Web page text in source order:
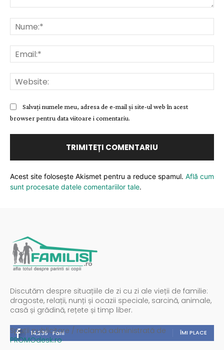
Salvați numele meu, adresa de e-mail și site-ul web în acest
browser pentru data viitoare i comentariu.
Acest site folosește Akismet pentru a reduce spamul. Află cum
sunt procesate datele comentariilor tale.
Discutăm despre situațiile de zi cu zi ale vieții de familie:
dragoste, relații, nunți și ocazii speciale, sarcină, animale,
casă și grădină, rețete și timp liber.
14,235 Fani ÎMI PLACE
Spații publicitare / reclamă administrată de
PROMOdesk.ro